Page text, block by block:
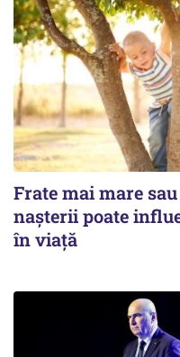
Frate mai mare
nașterii poate
în viață